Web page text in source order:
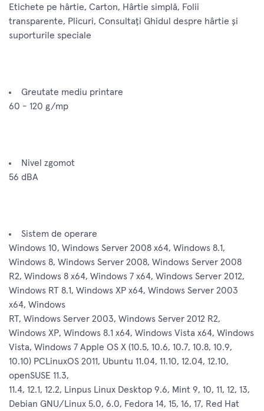
Etichete pe hârtie, Carton, Hârtie simplă, Folii
transparente, Plicuri, Consultaţi Ghidul despre hârtie şi
suporturile speciale
Greutate mediu printare
60 - 120 g/mp
Nivel zgomot
56 dBA
Sistem de operare
Windows 10, Windows Server 2008 x64, Windows 8.1,
Windows 8, Windows Server 2008, Windows Server 2008
R2, Windows 8 x64, Windows 7 x64, Windows Server 2012,
Windows RT 8.1, Windows XP x64, Windows Server 2003
x64, Windows
RT, Windows Server 2003, Windows Server 2012 R2,
Windows XP, Windows 8.1 x64, Windows Vista x64, Windows
Vista, Windows 7 Apple OS X (10.5, 10.6, 10.7, 10.8, 10.9,
10.10) PCLinuxOS 2011, Ubuntu 11.04, 11.10, 12.04, 12.10,
openSUSE 11.3,
11.4, 12.1, 12.2, Linpus Linux Desktop 9.6, Mint 9, 10, 11, 12, 13,
Debian GNU/Linux 5.0, 6.0, Fedora 14, 15, 16, 17, Red Hat